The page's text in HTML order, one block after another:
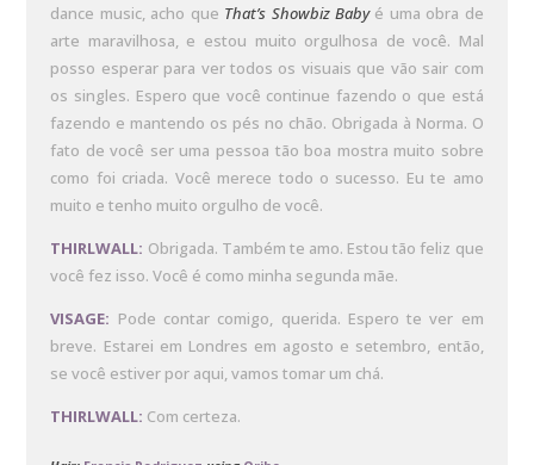
dance music, acho que That’s Showbiz Babyé uma obra de
arte maravilhosa, e estou muito orgulhosa de você. Mal
posso esperar para ver todos os visuais que vão sair com
os singles. Espero que você continue fazendo o que está
fazendo e mantendo os pés no chão. Obrigada à Norma. O
fato de você ser uma pessoa tão boa mostra muito sobre
como foi criada. Você merece todo o sucesso. Eu te amo
muito e tenho muito orgulho de você.
THIRLWALL: Obrigada. Também te amo. Estou tão feliz que
você fez isso. Você é como minha segunda mãe.
VISAGE: Pode contar comigo, querida. Espero te ver em
breve. Estarei em Londres em agosto e setembro, então,
se você estiver por aqui, vamos tomar um chá.
THIRLWALL: Com certeza.